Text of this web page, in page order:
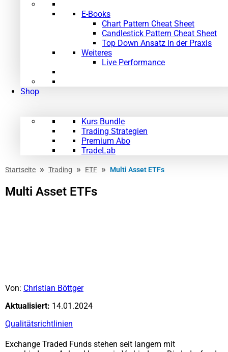
E-Books
Chart Pattern Cheat Sheet
Candlestick Pattern Cheat Sheet
Top Down Ansatz in der Praxis
Weiteres
Live Performance
Shop
Kurs Bundle
Trading Strategien
Premium Abo
TradeLab
Startseite » Trading » ETF » Multi Asset ETFs
Multi Asset ETFs
Von: Christian Böttger
Aktualisiert: 14.01.2024
Qualitätsrichtlinien
Exchange Traded Funds stehen seit langem mit